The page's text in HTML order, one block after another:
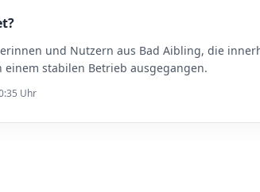
und Nutzern aus Bad Aibling, die
stabilen Betrieb ausgegangen.
Uhr